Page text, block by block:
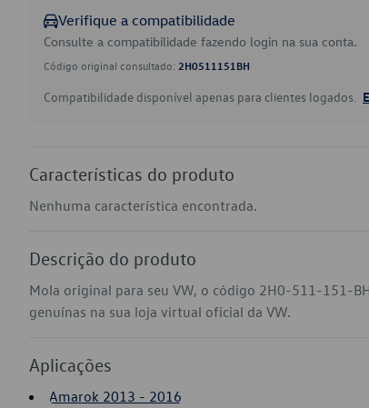
Verifique a compatibilidade
Consulte a compatibilidade fazendo login na sua conta.
Código original consultado: 2H0511151BH
Compatibilidade disponível apenas para clientes logados.
Características do produto
Nenhuma característica encontrada.
Descrição do produto
Mola original para seu VW, o código 2H0-511-151-
genuínas na sua loja virtual oficial da VW.
Aplicações
Amarok 2013 - 2016